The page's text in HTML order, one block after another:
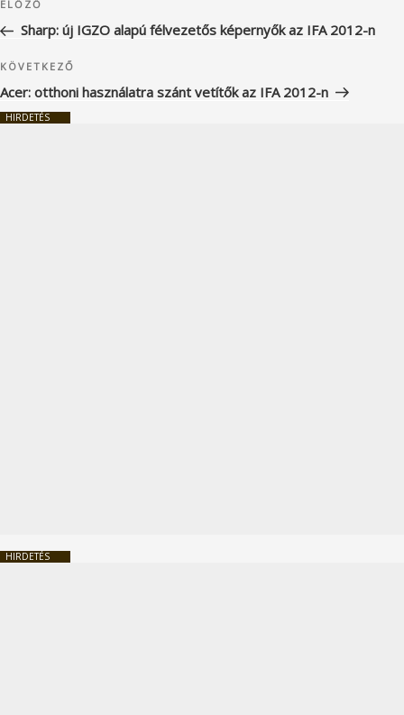
navigáció
Korábbi
bejegyzés
ELŐZŐ
Sharp: új IGZO alapú félvezetős képernyők az IFA 2012-n
Következő
bejegyzés
KÖVETKEZŐ
Acer: otthoni használatra szánt vetítők az IFA 2012-n
HIRDETÉS
HIRDETÉS